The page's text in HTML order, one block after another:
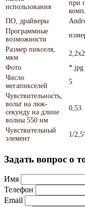
использования
при
ПО, драйверы
Программные
возможности
Размер пикселя,
мкм
Фото
*.jpg
Число
мегапикселей
5
Чувствительность,
вольт на люк-
секунду на длине
волны 550 нм
0,53
Чувствительный
элемент
1/
Задать вопрос о
Имя
Телефон
Email